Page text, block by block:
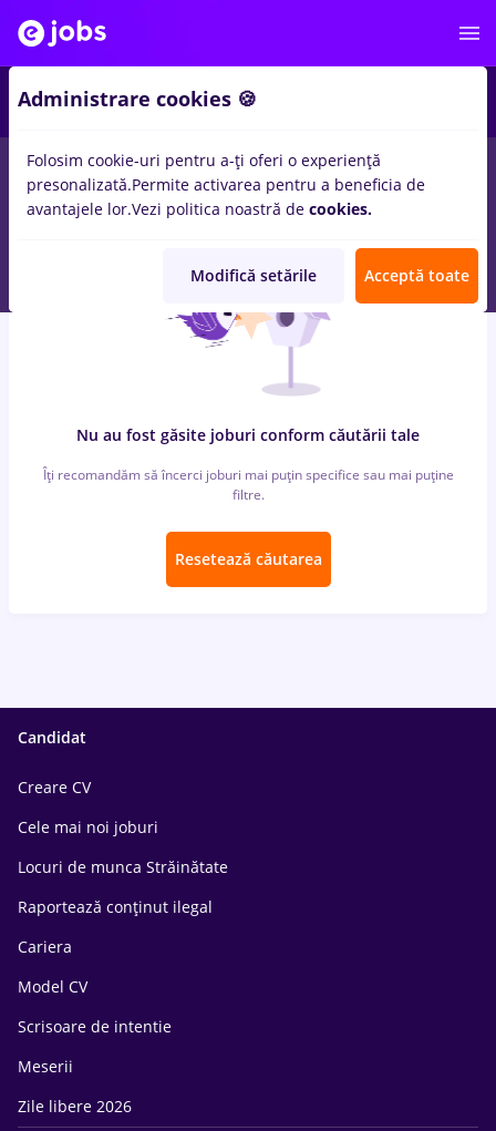
locuri de muncacu salarii arhivistinIasi (Iasi)pentru
Level (< 2 ani)inBanci, IT / Telecom
Nu au fost găsite joburi conform căutării tale
Îți recomandăm să încerci joburi mai puțin specifice sau mai puține
filtre.
Resetează căutarea
Candidat
Creare CV
Cele mai noi joburi
Locuri de munca Străinătate
Raportează conținut ilegal
Cariera
Model CV
Scrisoare de intentie
Meserii
Zile libere 2026
Administrare cookies 🍪
Folosim cookie-uri pentru a-ți oferi o experiență
presonalizată.Permite activarea pentru a beneficia de
avantajele lor.Vezi politica noastră de cookies.
Modifică setările Acceptă toate